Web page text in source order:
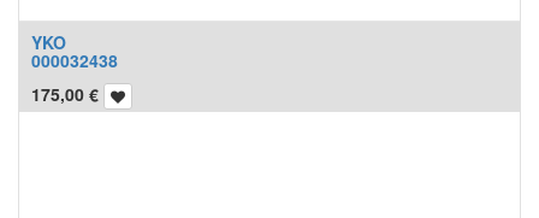
YKO
000032438
175,00 €